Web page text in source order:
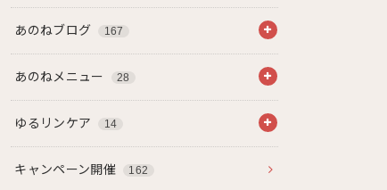
あのねブログ 167
あのねメニュー 28
ゆるリンケア 14
キャンペーン開催 162